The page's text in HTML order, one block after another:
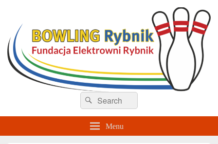
Sekcja Bowlingu – Rybnik
Search
for:
Search
Menu